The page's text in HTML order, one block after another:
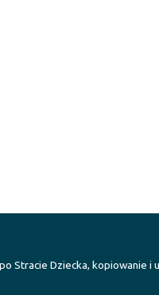
Stracie Dziecka, kopiowanie